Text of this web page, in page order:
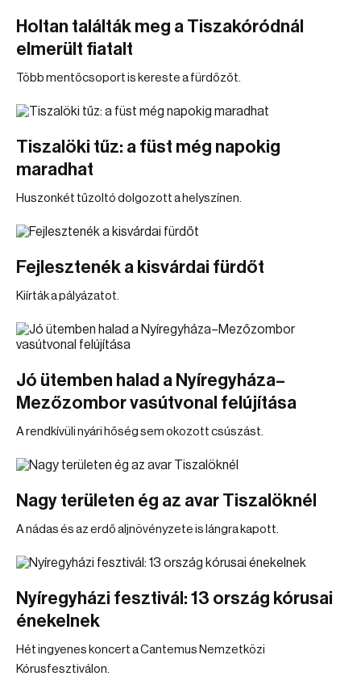
Holtan találták meg a Tiszakóródnál
elmerült fiatalt
Több mentőcsoport is kereste a fürdőzőt.
Tiszalöki tűz: a füst még napokig
maradhat
Huszonkét tűzoltó dolgozott a helyszínen.
Fejlesztenék a kisvárdai fürdőt
Kiírták a pályázatot.
Jó ütemben halad a Nyíregyháza–
Mezőzombor vasútvonal felújítása
A rendkívüli nyári hőség sem okozott csúszást.
Nagy területen ég az avar Tiszalöknél
A nádas és az erdő aljnövényzete is lángra kapott.
Nyíregyházi fesztivál: 13 ország kórusai
énekelnek
Hét ingyenes koncert a Cantemus Nemzetközi
Kórusfesztiválon.